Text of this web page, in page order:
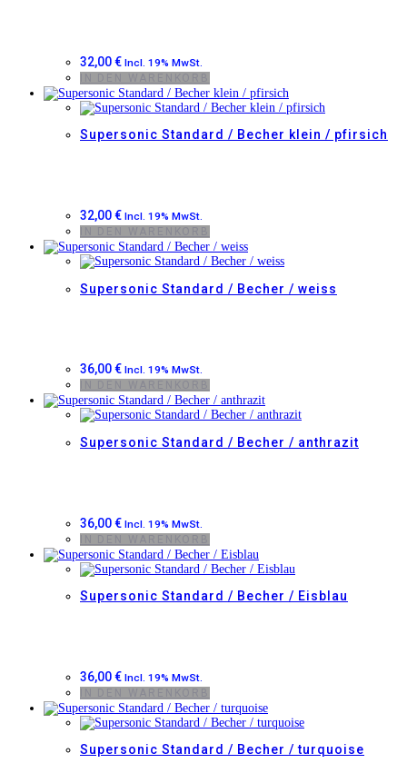
32,00€ Incl. 19% MwSt.
Supersonic Standard / Becher klein / pfirsich
32,00€ Incl. 19% MwSt.
Supersonic Standard / Becher / weiss
36,00€ Incl. 19% MwSt.
Supersonic Standard / Becher / anthrazit
36,00€ Incl. 19% MwSt.
Supersonic Standard / Becher / Eisblau
36,00€ Incl. 19% MwSt.
Supersonic Standard / Becher / turquoise